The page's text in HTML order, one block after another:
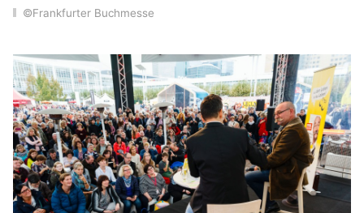
©Frankfurter Buchmesse